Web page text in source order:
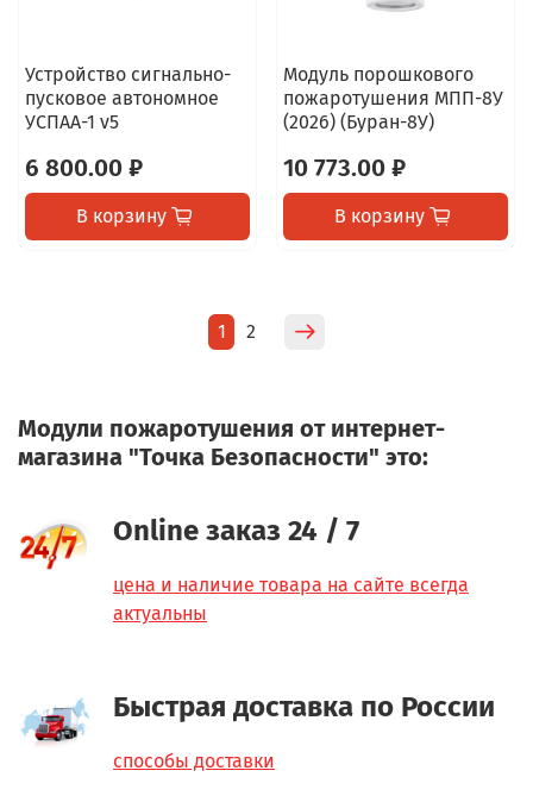
Устройство сигнально-
пусковое автономное
УСПАА-1 v5
6 800.00 ₽
В корзину
Модуль порошкового
пожаротушения МПП-8У
(2026) (Буран-8У)
10 773.00 ₽
В корзину
1 2
Модули пожаротушения от интернет-
магазина "Точка Безопасности" это:
Online заказ 24 / 7
цена и наличие товара на сайте всегда
актуальны
Быстрая доставка по России
способы доставки